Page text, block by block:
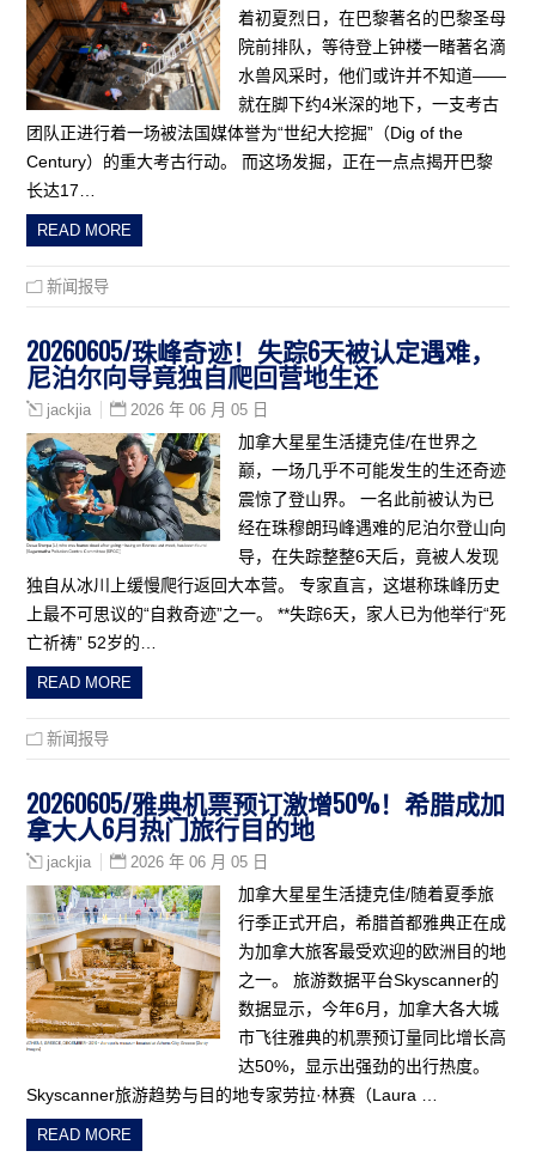
着初夏烈日，在巴黎著名的巴黎圣母
院前排队，等待登上钟楼一睹著名滴
水兽风采时，他们或许并不知道——
就在脚下约4米深的地下，一支考古
团队正进行着一场被法国媒体誉为“世纪大挖掘”（Dig of the
Century）的重大考古行动。 而这场发掘，正在一点点揭开巴黎
长达17…
READ MORE
新闻报导
20260605/珠峰奇迹！失踪6天被认定遇难，
尼泊尔向导竟独自爬回营地生还
jackjia 2026 年 06 月 05 日
加拿大星星生活捷克佳/在世界之
巅，一场几乎不可能发生的生还奇迹
震惊了登山界。 一名此前被认为已
经在珠穆朗玛峰遇难的尼泊尔登山向
导，在失踪整整6天后，竟被人发现
独自从冰川上缓慢爬行返回大本营。 专家直言，这堪称珠峰历史
上最不可思议的“自救奇迹”之一。 **失踪6天，家人已为他举行“死
亡祈祷” 52岁的…
READ MORE
新闻报导
20260605/雅典机票预订激增50%！希腊成加
拿大人6月热门旅行目的地
jackjia 2026 年 06 月 05 日
加拿大星星生活捷克佳/随着夏季旅
行季正式开启，希腊首都雅典正在成
为加拿大旅客最受欢迎的欧洲目的地
之一。 旅游数据平台Skyscanner的
数据显示，今年6月，加拿大各大城
市飞往雅典的机票预订量同比增长高
达50%，显示出强劲的出行热度。
Skyscanner旅游趋势与目的地专家劳拉·林赛（Laura …
READ MORE